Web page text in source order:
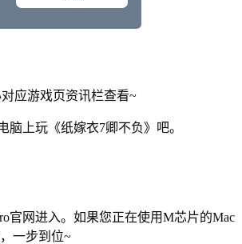
应游戏页资讯栏查看~
脑上玩《纸嫁衣7卿不负》吧。
官网进入。如果您正在使用M芯片的Mac
一步到位~